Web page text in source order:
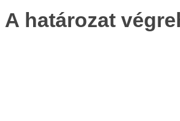
A határozat